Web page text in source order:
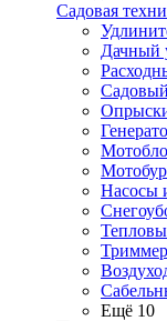
Садовая
Дачный
Насосы
Ещё 10